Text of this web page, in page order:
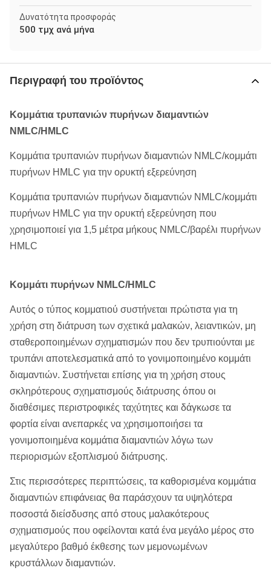
Δυνατότητα προσφοράς
500 τμχ ανά μήνα
Περιγραφή του προϊόντος
Κομμάτια τρυπανιών πυρήνων διαμαντιών
NMLC/HMLC
Κομμάτια τρυπανιών πυρήνων διαμαντιών NMLC/κομμάτι
πυρήνων HMLC για την ορυκτή εξερεύνηση
Κομμάτια τρυπανιών πυρήνων διαμαντιών NMLC/κομμάτι
πυρήνων HMLC για την ορυκτή εξερεύνηση που
χρησιμοποιεί για 1,5 μέτρα μήκους NMLC/βαρέλι πυρήνων
HMLC
Κομμάτι πυρήνων NMLC/HMLC
Αυτός ο τύπος κομματιού συστήνεται πρώτιστα για τη
χρήση στη διάτρυση των σχετικά μαλακών, λειαντικών, μη
σταθεροποιημένων σχηματισμών που δεν τρυπιούνται με
τρυπάνι αποτελεσματικά από το γονιμοποιημένο κομμάτι
διαμαντιών. Συστήνεται επίσης για τη χρήση στους
σκληρότερους σχηματισμούς διάτρυσης όπου οι
διαθέσιμες περιστροφικές ταχύτητες και δάγκωσε τα
φορτία είναι ανεπαρκές να χρησιμοποιήσει τα
γονιμοποιημένα κομμάτια διαμαντιών λόγω των
περιορισμών εξοπλισμού διάτρυσης.
Στις περισσότερες περιπτώσεις, τα καθορισμένα κομμάτια
διαμαντιών επιφάνειας θα παράσχουν τα υψηλότερα
ποσοστά διείσδυσης από στους μαλακότερους
σχηματισμούς που οφείλονται κατά ένα μεγάλο μέρος στο
μεγαλύτερο βαθμό έκθεσης των μεμονωμένων
κρυστάλλων διαμαντιών.